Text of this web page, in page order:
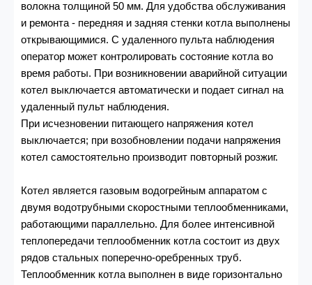
волокна толщиной 50 мм. Для удобства обслуживания
и ремонта - передняя и задняя стенки котла выполнены
открывающимися. С удаленного пульта наблюдения
оператор может контролировать состояние котла во
время работы. При возникновении аварийной ситуации
котел выключается автоматически и подает сигнал на
удаленный пульт наблюдения.
При исчезновении питающего напряжения котел
выключается; при возобновлении подачи напряжения
котел самостоятельно производит повторный розжиг.
Котел является газовым водогрейным аппаратом с
двумя водотрубными скоростными теплообменниками,
работающими параллельно. Для более интенсивной
теплопередачи теплообменник котла состоит из двух
рядов стальных поперечно-оребренных труб.
Теплообменник котла выполнен в виде горизонтально